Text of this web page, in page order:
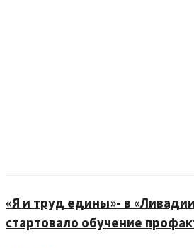
«Я и труд едины»- в
стартовало обучение